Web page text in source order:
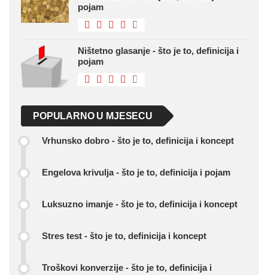
pojam
Ništetno glasanje - što je to, definicija i
pojam
POPULARNO U MJESECU
Vrhunsko dobro - što je to, definicija i koncept
Engelova krivulja - što je to, definicija i pojam
Luksuzno imanje - što je to, definicija i koncept
Stres test - što je to, definicija i koncept
Troškovi konverzije - što je to, definicija i